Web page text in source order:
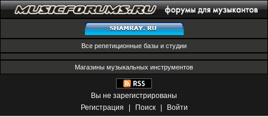
Все репетиционные базы и студии
Магазины музыкальных инструментов
Вы не зарегистрированы
Регистрация
Поиск Войти